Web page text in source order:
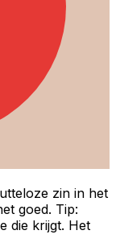
zin in het
goed. Tip:
die krijgt. Het